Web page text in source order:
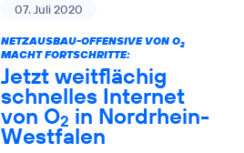
07. Juli 2020
NETZAUSBAU-OFFENSIVE VON O2
MACHT FORTSCHRITTE:
Jetzt weitflächig
schnelles Internet
von O2 in Nordrhein-
Westfalen